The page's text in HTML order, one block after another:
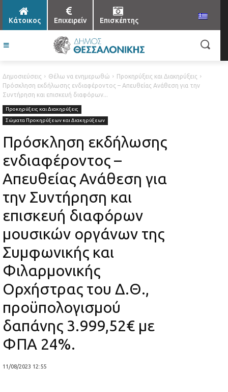
Κάτοικος Επιχειρείν Επισκέπτης
Δημοσιεύσεις Θέλω να ενημερωθώ
Προκηρύξεις και Διακηρύξεις
Πρόσκληση εκδήλωσης ενδιαφέροντος – Απευθείας Ανάθεση για την
Συντήρηση και επισκευή διαφόρων...
Προκηρύξεις και Διακηρύξεις
Σώματα Προκηρύξεων και Διακηρύξεων
Πρόσκληση εκδήλωσης
ενδιαφέροντος –
Απευθείας Ανάθεση για
την Συντήρηση και
επισκευή διαφόρων
μουσικών οργάνων της
Συμφωνικής και
Φιλαρμονικής
Ορχήστρας του Δ.Θ.,
προϋπολογισμού
δαπάνης 3.999,52€ με
ΦΠΑ 24%.
11/08/2023 12:55